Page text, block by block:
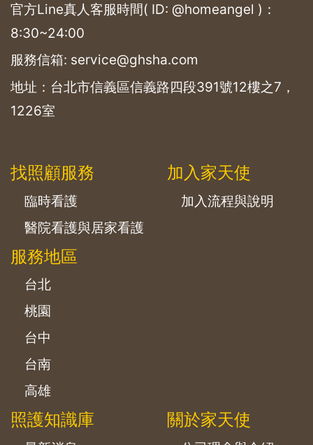
官方Line真人客服時間( ID: @homeangel )：
8:30~24:00
服務信箱: service@ghsha.com
地址：台北市信義區信義路四段391號12樓之7，
1226室
找照顧服務
臨時看護
醫院看護與居家看護
服務地區
台北
桃園
台中
台南
高雄
加入家天使
加入流程與說明
照護知識庫 關於家天使